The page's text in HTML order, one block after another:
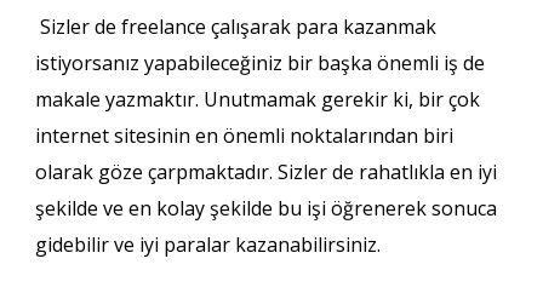
Sizler de freelance çalışarak para kazanmak
istiyorsanız yapabileceğiniz bir başka önemli iş de
makale yazmaktır. Unutmamak gerekir ki, bir çok
internet sitesinin en önemli noktalarından biri
olarak göze çarpmaktadır. Sizler de rahatlıkla en iyi
şekilde ve en kolay şekilde bu işi öğrenerek sonuca
gidebilir ve iyi paralar kazanabilirsiniz.